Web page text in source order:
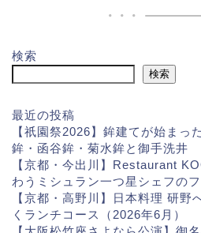
検索
検索
最近の投稿
【祇園祭2026】鉾建てが始まっ
鉾・函谷鉾・菊水鉾と御手洗井
【京都・今出川】Restaurant
わうミシュラン一つ星シェフの
【京都・高野川】日本料理 研野
くランチコース（2026年6月）